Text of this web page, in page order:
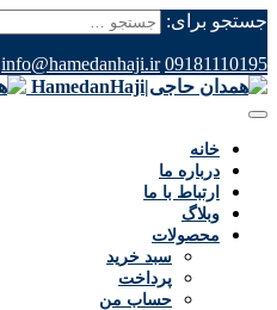
جستجو برای:
09181110195
info@hamedanhaji.ir
خانه
درباره ما
ارتباط با ما
وبلاگ
محصولات
سبد خرید
پرداخت
حساب من